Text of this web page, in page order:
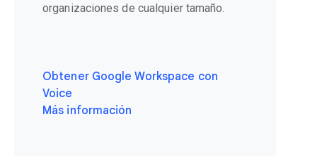
organizaciones de cualquier tamaño.
Obtener Google Workspace con
Voice
Más información